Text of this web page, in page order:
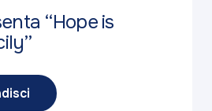
“Hope is